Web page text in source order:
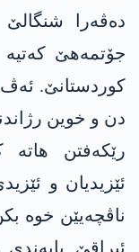
دەڤەرا
جۆتمەھێ کەتیە
کوردستانێ.
دن و خوین
رێکەفتن
ئێزیدیان و
ناڤچەیێن خوە
ئیراقێ